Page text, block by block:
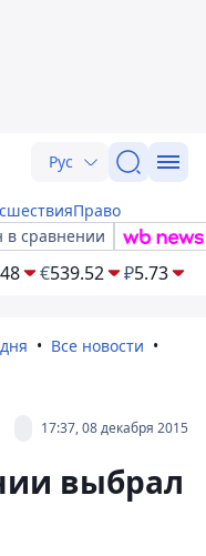
Рус
Право
в сравнении
€539.52 ₽5.73
Все новости
17:37, 08 декабря 2015
выбрал